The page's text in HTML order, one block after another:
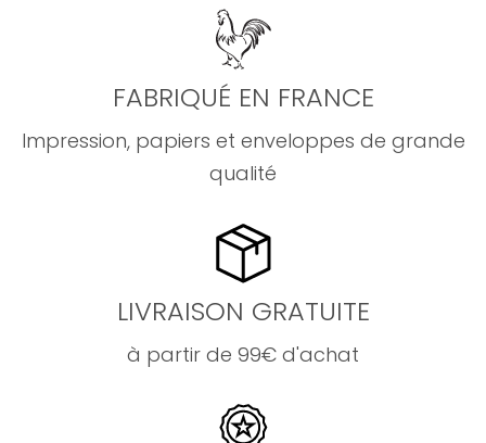
FABRIQUÉ EN FRANCE
Impression, papiers et enveloppes de grande
qualité
LIVRAISON GRATUITE
à partir de 99€ d'achat